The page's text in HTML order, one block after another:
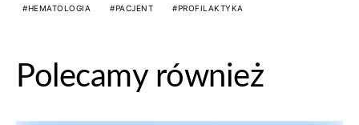
HEMATOLOGIA PACJENT PROFILAKTYKA
Polecamy również